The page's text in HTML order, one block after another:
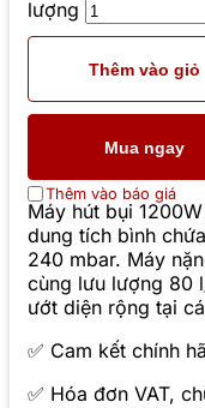
lượng
Thêm vào giỏ
Mua ngay
Thêm vào báo giá
Máy hút bụi
dung tích bình
240 mbar. Máy
cùng lưu lượng 80
ướt diện rộng tại
✅ Cam kết chính
✅ Hóa đơn VAT,